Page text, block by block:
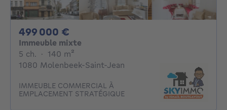
499 000 €
Immeuble mixte
5 ch. 5 chambres
· 140 m²
1080 Molenbeek-Saint-Jean
IMMEUBLE COMMERCIAL À
EMPLACEMENT STRATÉGIQUE